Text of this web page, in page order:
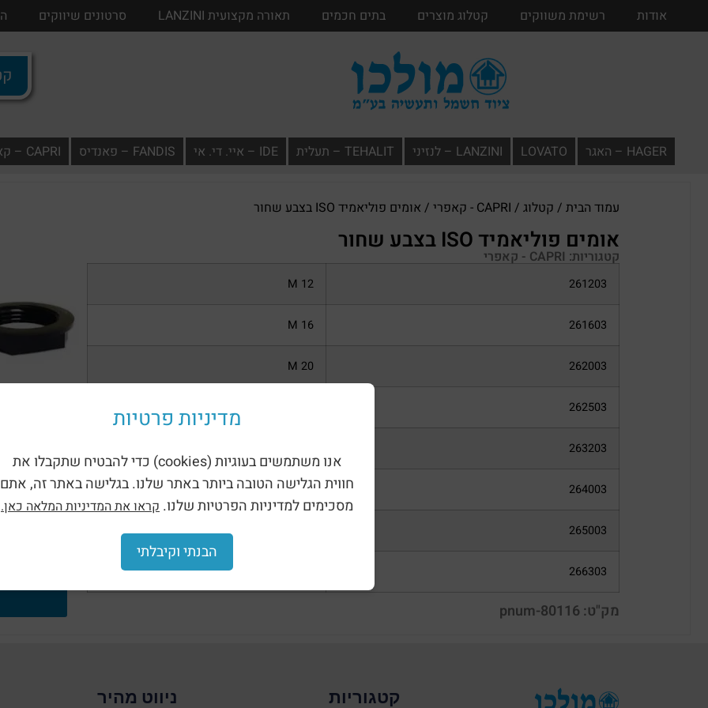
מדיניות פרטיות
אנו משתמשים בעוגיות (cookies) כדי להבטיח שתקבלו את
חווית הגלישה הטובה ביותר באתר שלנו. בגלישה באתר זה, אתם
מסכימים למדיניות הפרטיות שלנו. קראו את המדיניות המלאה כאן.
הבנתי וקיבלתי
אודות רשימת משווקים קטלוג מוצרים בתים חכמים תאורה מקצועית LANZINI סרטונים שיווקים
HAGER – האגר LOVATO LANZINI – לנזיני TEHALIT – תעלית IDE – איי. די. אי FANDIS – פאנדיס CAPRI – קאפרי
אודות רשימת משווקים קטלוג מוצרים בתים חכמים תאורה מקצועית LANZINI סרטונים
עמוד הבית / קטלוג / CAPRI - קאפרי / אומים פוליאמיד ISO בצבע שחור
אומים פוליאמיד ISO בצבע שחור
קטגוריות: CAPRI - קאפרי
261203
M 12
261603
M 16
262003
M 20
262503
263203
264003
M 40
265003
266303
מק"ט: pnum-80116
שחור
קטגוריות ניווט מהיר